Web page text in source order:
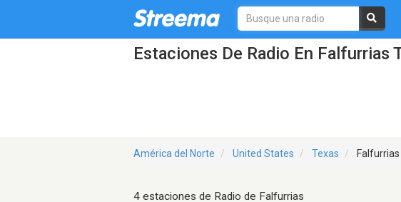
Estaciones De Radio En Falfurrias
América del Norte United States Texas Falfurrias
4 estaciones de Radio de Falfurrias